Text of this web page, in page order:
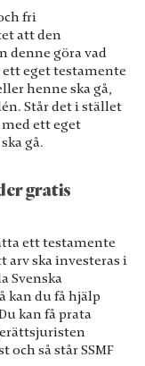
fri
att den
denne göra vad
ett eget testamente
henne ska gå,
Står det i stället
ett eget
gå.
gratis
ett testamente
arv ska investeras i
Svenska
kan du få hjälp
kan få prata
så står SSMF